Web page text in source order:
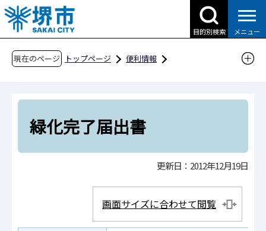
こ
の
ペ
目的別検索 メニュー
現在のページ トップページ
便利情報
申請書ダウンロード（市民の方へ）
目的別検索
くらしの情報
緑化完了届出書
緑化完了届出書
更新日：2012年12月19日
画面サイズに合わせて閲覧